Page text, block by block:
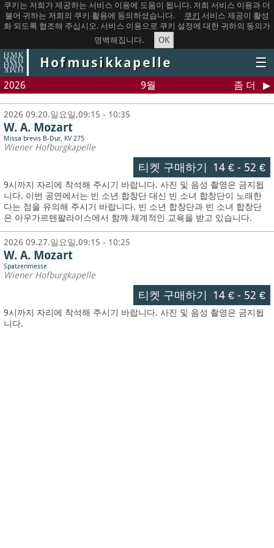
쿠키는 저희가 제공하는 서비스 이용에 도움이 됩니다. 저희 서비스 이용과 더
불어 귀하는 저희의 쿠키 활용에 동의하셨습니다.
쿠키 서비스 제공이 활성
화 되도록 협조해 주십시오. 서비스 이용으로 쿠키 설정에 대한 귀하의 동의가
명백해집니다.
OK
Hofmusikkapelle ☰
2026 9월 좀 더
2026 09.20.일요일,09:15 - 10:35
W. A. Mozart
Missa brevis B-Dur, KV 275
Wiener Hofburgkapelle
티켓 구매하기 14 €- 52 €
9시까지 자리에 착석해 주시기 바랍니다. 사진 및 음성 촬영은 금지됩
니다. 이번 공연에서는 빈 소년 합창단 대신 빈 소녀 합창단이 노래한
다는 점을 유의해 주시기 바랍니다. 빈 소년 합창단과 빈 소녀 합창단
은 아우가르텐팔라이스에서 함께 체계적인 교육을 받고 있습니다.
2026 09.27.일요일,09:15 - 10:25
W. A. Mozart
Spatzenmesse
Wiener Hofburgkapelle
티켓 구매하기 14 €- 52 €
9시까지 자리에 착석해 주시기 바랍니다. 사진 및 음성 촬영은 금지됩
니다.